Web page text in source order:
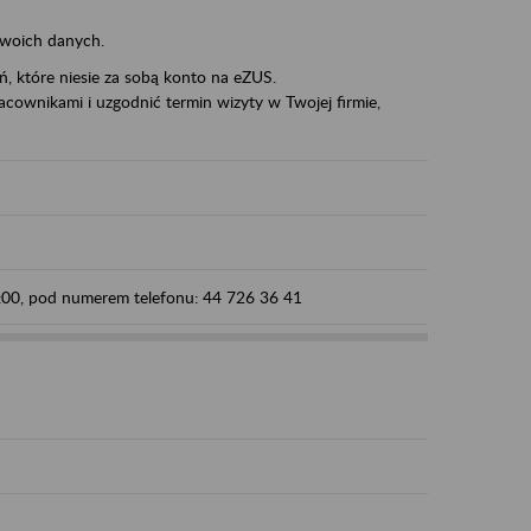
danych.
które niesie za sobą konto na eZUS.
i uzgodnić termin wizyty w Twojej firmie,
pod numerem telefonu: 44 726 36 41